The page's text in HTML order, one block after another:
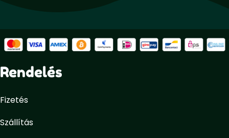
Rendelés
Fizetés
Szállítás